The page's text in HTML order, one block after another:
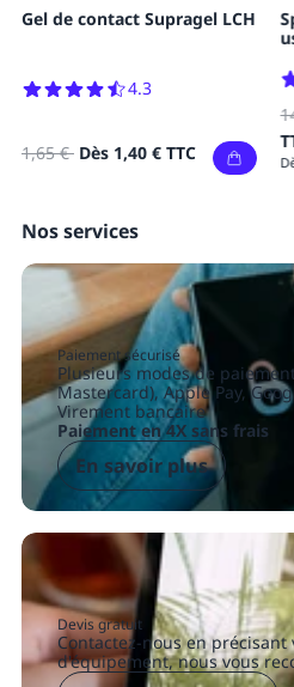
Gel de contact Supragel LCH
4.3
1,65 € Dès 1,40 € TTC
Nos services
Paiement sécurisé
Plusieurs modes de
Mastercard), Apple Pay,
Virement bancaire
Paiement en 4X sans frais
En savoir plus
Devis gratuit
Contactez-nous en précisant
d'équipement, nous vous